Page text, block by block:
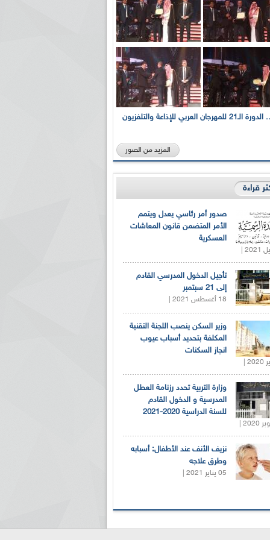
بالصور... الدورة الـ21 للمهرجان العربي للإذاعة والتلفزيون
المزيد من الصور
قراءة
صدور أمر رئاسي يعدل ويتمم
الأمر المتضمن قانون المعاشات
العسكرية
تأجيل الدخول المدرسي القادم
إلى 21 سبتمبر
18 أغسطس 2021 |
وزير السكن ينصب اللجنة التقنية
المكلفة بتحديد أسباب عيوب
انجاز السكنات
وزارة التربية تحدد رزنامة العطل
المدرسية و الدخول القادم
للسنة الدراسية 2020-2021
نزيف الأنف عند الأطفال: أسبابه
وطرق علاجه
05 يناير 2021 |